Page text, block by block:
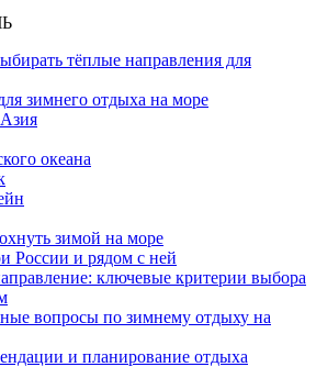
тёплые направления для
зимнего отдыха на море
океана
зимой на море
России и рядом с ней
ключевые критерии выбора
вопросы по зимнему отдыху на
и планирование отдыха